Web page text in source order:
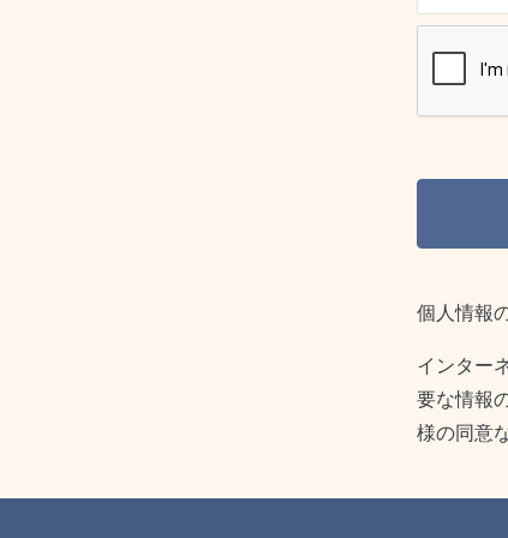
個人情報
インター
要な情報
様の同意